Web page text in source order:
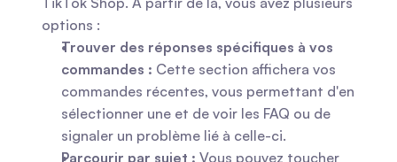
options :
Trouver des réponses spécifiques à vos
commandes : Cette section affichera vos
commandes récentes, vous permettant d'en
sélectionner une et de voir les FAQ ou de
signaler un problème lié à celle-ci.
Parcourir par sujet :